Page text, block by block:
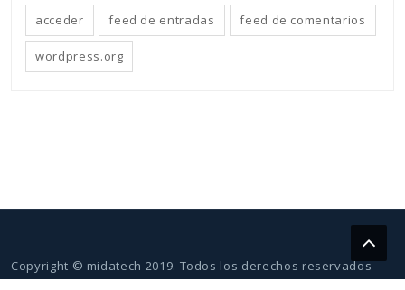
acceder feed de entradas feed de comentarios
wordpress.org
Copyright © midatech 2019. Todos los derechos reservados